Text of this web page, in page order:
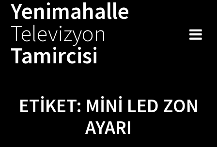
Skip
to
Yenimahalle
Televizyon
Tamircisi
ETIKET: MINI LED ZON
AYARI